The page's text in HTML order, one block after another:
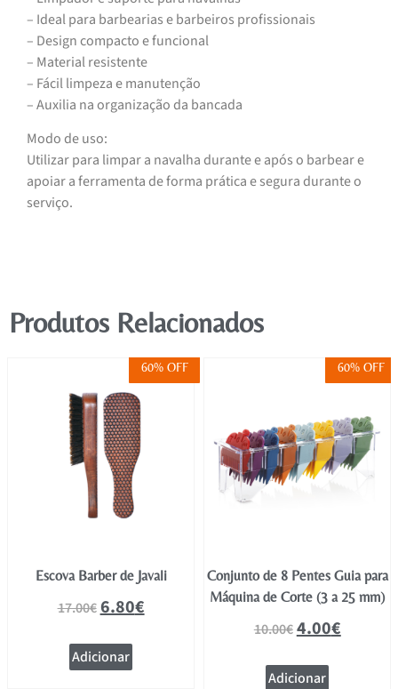
– Ideal para barbearias e barbeiros profissionais
– Design compacto e funcional
– Material resistente
– Fácil limpeza e manutenção
– Auxilia na organização da bancada
Modo de uso:
Utilizar para limpar a navalha durante e após o barbear e
apoiar a ferramenta de forma prática e segura durante o
serviço.
Produtos Relacionados
60% OFF
Escova Barber de Javali
17.00€6.80€
Adicionar
60% OFF
Conjunto de 8 Pentes Guia para
Máquina de Corte (3 a 25 mm)
10.00€4.00€
Adicionar